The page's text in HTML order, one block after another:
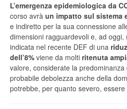
L’emergenza epidemiologica da
corso avrà un impatto sul sistema
e indiretto per la sua connessione
dimensioni ragguardevoli e, ad
indicata nel recente DEF di una
dell’8% viene da molti ritenuta
valore, considerate la
probabile debolezza anche della
potrebbe, per quanto severo, essere